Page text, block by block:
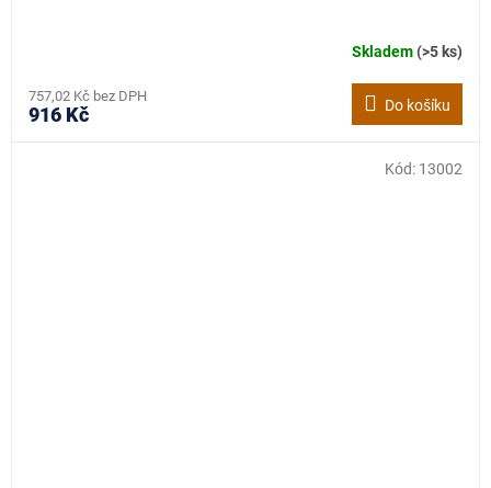
Skladem(>5 ks)
757,02 Kč bez DPH
916 Kč Do košíku
Kód: 13002